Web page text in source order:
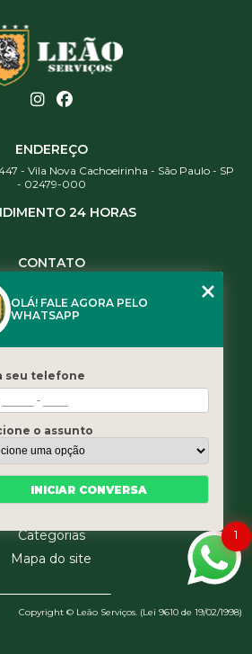
ENDEREÇO
- Vila Nova Cachoeirinha - São Paulo - SP
- 02479-000
24 HORAS
CONTATO
(11) 3461-5871
Home
Quem somos
Serviços
Blog
Categorias
Mapa do site
Copyright © Leão Serviços. (Lei 9610 de 19/02/1998)
1
OLÁ! FALE AGORA PELO
WHATSAPP
seu telefone
o assunto
INICIAR CONVERSA